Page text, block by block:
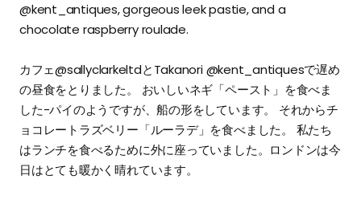
@kent_antiques, gorgeous leek pastie, and a
chocolate raspberry roulade.⁣
⁣カフェ@sallyclarkeltdとTakanori @kent_antiquesで遅め
の昼食をとりました。 おいしいネギ「ペースト」を食べま
した-パイのようですが、船の形をしています。 それからチ
ョコレートラズベリー「ルーラデ」を食べました。 私たち
はランチを食べるために外に座っていました。ロンドンは今
日はとても暖かく晴れています。